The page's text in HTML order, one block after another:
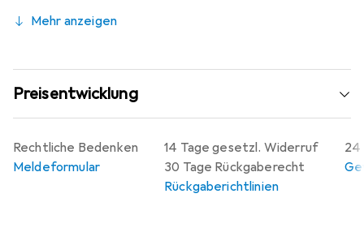
Mehr anzeigen
Preisentwicklung
14 Tage gesetzl. Widerruf
30 Tage Rückgaberecht
Rückgaberichtlinien
24
Rechtliche Bedenken
Meldeformular